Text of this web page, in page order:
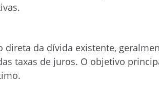
da dívida existente,
taxas de juros. O objetivo